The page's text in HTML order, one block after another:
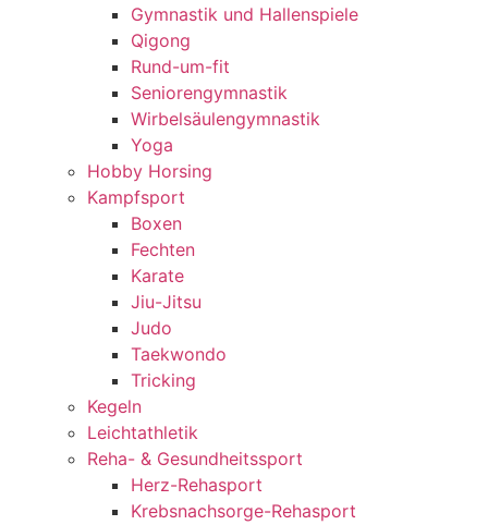
Gymnastik und Hallenspiele
Qigong
Rund-um-fit
Seniorengymnastik
Wirbelsäulengymnastik
Yoga
Hobby Horsing
Kampfsport
Boxen
Fechten
Karate
Jiu-Jitsu
Judo
Taekwondo
Tricking
Kegeln
Leichtathletik
Reha- & Gesundheitssport
Herz-Rehasport
Krebsnachsorge-Rehasport